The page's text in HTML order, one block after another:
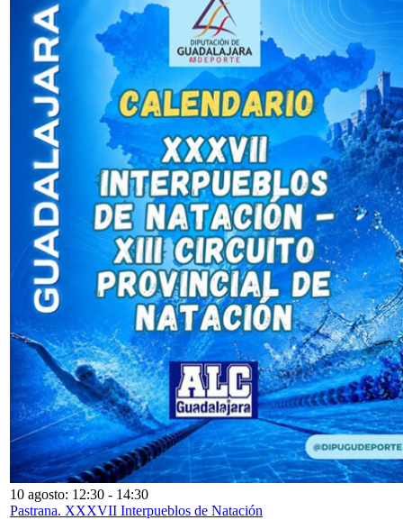
10 agosto: 12:30 - 14:30
Pastrana. XXXVII Interpueblos de Natación